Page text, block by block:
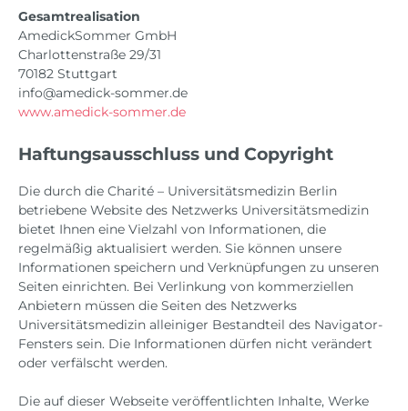
Gesamtrealisation
AmedickSommer GmbH
Charlottenstraße 29/31
70182 Stuttgart
info@amedick-sommer.de
www.amedick-sommer.de
Haftungsausschluss und Copyright
Die durch die Charité – Universitätsmedizin Berlin
betriebene Website des Netzwerks Universitätsmedizin
bietet Ihnen eine Vielzahl von Informationen, die
regelmäßig aktualisiert werden. Sie können unsere
Informationen speichern und Verknüpfungen zu unseren
Seiten einrichten. Bei Verlinkung von kommerziellen
Anbietern müssen die Seiten des Netzwerks
Universitätsmedizin alleiniger Bestandteil des Navigator-
Fensters sein. Die Informationen dürfen nicht verändert
oder verfälscht werden.
Die auf dieser Webseite veröffentlichten Inhalte, Werke